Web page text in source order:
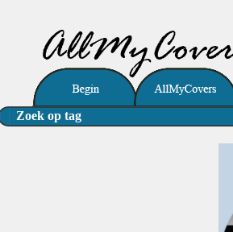
Zoek op tag